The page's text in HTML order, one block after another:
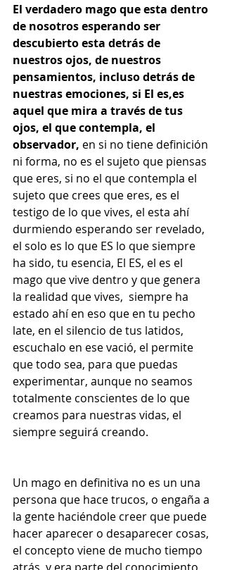
El verdadero mago que esta dentro
de nosotros esperando ser
descubierto esta detrás de
nuestros ojos, de nuestros
pensamientos, incluso detrás de
nuestras emociones, si El es,es
aquel que mira a través de tus
ojos, el que contempla, el
observador, en si no tiene definición
ni forma, no es el sujeto que piensas
que eres, si no el que contempla el
sujeto que crees que eres, es el
testigo de lo que vives, el esta ahí
durmiendo esperando ser revelado,
el solo es lo que ES lo que siempre
ha sido, tu esencia, El ES, el es el
mago que vive dentro y que genera
la realidad que vives,  siempre ha
estado ahí en eso que en tu pecho
late, en el silencio de tus latidos,
escuchalo en ese vació, el permite
que todo sea, para que puedas
experimentar, aunque no seamos
totalmente conscientes de lo que
creamos para nuestras vidas, el
siempre seguirá creando.
Un mago en definitiva no es un una
persona que hace trucos, o engaña a
la gente haciéndole creer que puede
hacer aparecer o desaparecer cosas,
el concepto viene de mucho tiempo